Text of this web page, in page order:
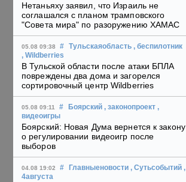
Нетаньяху заявил, что Израиль не
соглашался с планом трамповского
"Совета мира" по разоружению ХАМАС
05.08 09:38 # Тульскаяобласть , беспилотник
, Wildberries
В Тульской области после атаки БПЛА
повреждены два дома и загорелся
сортировочный центр Wildberries
05.08 09:11 # Боярский , законопроект ,
видеоигры
Боярский: Новая Дума вернется к закону
о регулировании видеоигр после
выборов
04.08 19:02 # Главныеновости , Сутьсобытий ,
4августа